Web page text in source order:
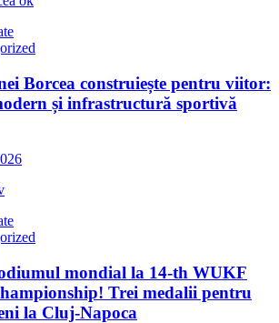
Borcea construiește pentru viitor:
și infrastructură sportivă
mondial la 14-th WUKF
Trei medalii pentru
la Cluj-Napoca